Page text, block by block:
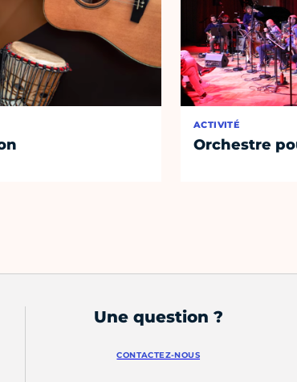
ACTIVITÉ
Orchestre
Une question ?
CONTACTEZ-NOUS